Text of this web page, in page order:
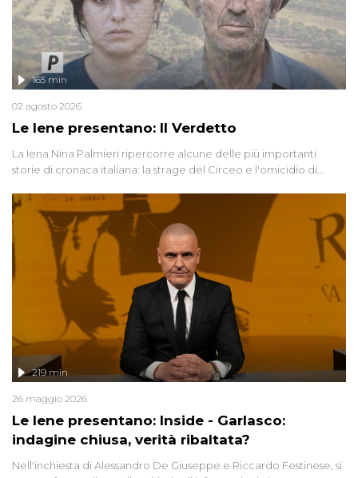
Le Iene presentano: Il Verdetto
165 min
02 agosto 2026
La Iena Nina Palmieri ripercorre alcune delle più importanti
storie di cronaca italiana: la strage del Circeo e l'omicidio di
Le Iene presentano: Inside - Garlasco:
indagine chiusa, verità ribaltata?
219 min
26 maggio 2026
Nell'inchiesta di Alessandro De Giuseppe e Riccardo Festinese, si